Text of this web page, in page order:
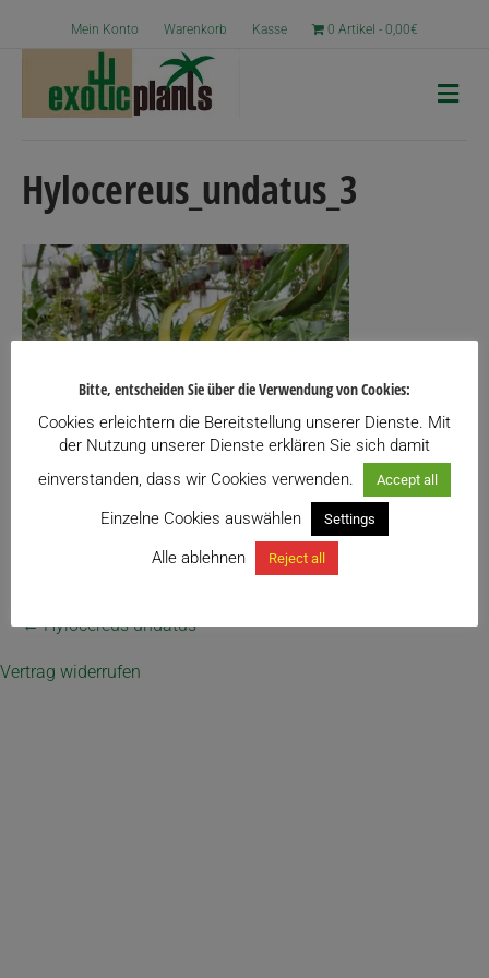
Mein Konto Warenkorb Kasse 0 Artikel 0,00€
N
a
Hylocereus_undatus_3
← Hylocereus undatus
Vertrag widerrufen
Bitte, entscheiden Sie über die Verwendung von Cookies:
Cookies erleichtern die Bereitstellung unserer Dienste. Mit
der Nutzung unserer Dienste erklären Sie sich damit
einverstanden, dass wir Cookies verwenden.
Accept all
Einzelne Cookies auswählen Settings
Alle ablehnen Reject all